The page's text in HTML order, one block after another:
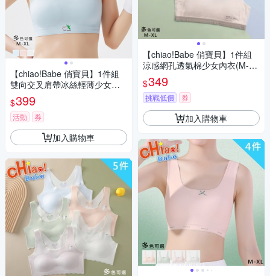
【chiao!Babe 俏寶貝】1件組
雙向交叉肩帶冰絲輕薄少女內
衣(M-XL/無鋼圈/學生/兒童/少
女/三色可選)
$399
活動 券
加入購物車
【chiao!Babe 俏寶貝】1件組
涼感網孔透氣棉少女內衣(M-X
L/無鋼圈/學生/兒童/少女/三色
可選)
$349
挑戰低價 券
加入購物車